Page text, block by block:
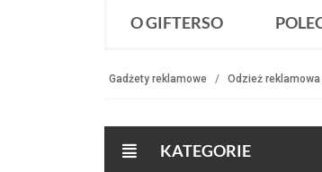
O GIFTERSO
Gadżety reklamowe Odzież reklamowa
KATEGORIE